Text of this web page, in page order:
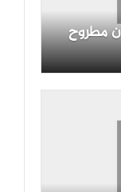
مطروح